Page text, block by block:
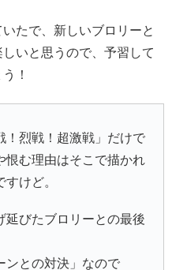
たで、新しいブロリーと
いと思うので、予習して
！
！烈戦！超激戦」だけで
恨む理由はそこで描かれ
けど。
延びたブロリーとの最後
ンとの対決」なので